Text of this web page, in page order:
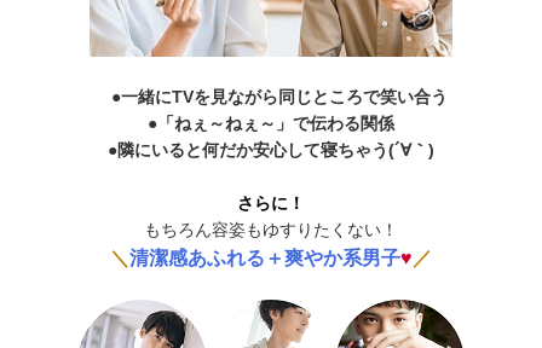
●一緒にTVを見ながら同じところで笑い合う
●「ねぇ～ねぇ～」で伝わる関係
●隣にいると何だか安心して寝ちゃう(´∀｀)
さらに！
もちろん容姿もゆすりたくない！
＼ 清潔感あふれる＋爽やか系男子♥ ／